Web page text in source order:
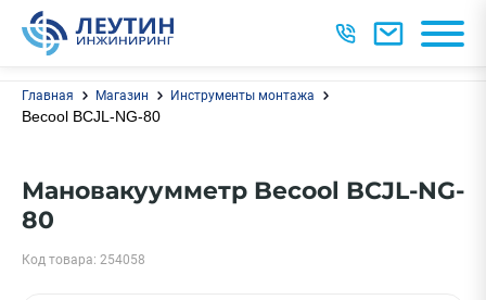
Главная Магазин Инструменты монтажа
Becool BCJL-NG-80
Мановакуумметр Becool BCJL-NG-
80
Код товара: 254058